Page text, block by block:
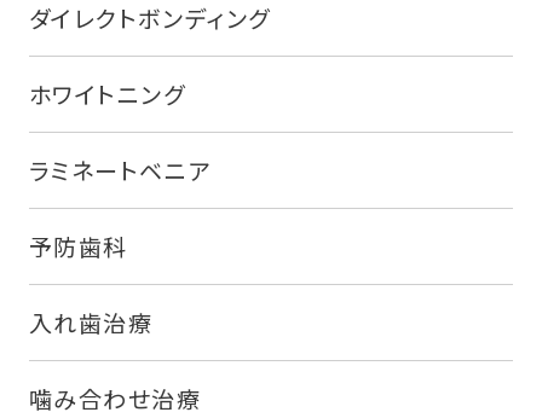
ダイレクトボンディング
ホワイトニング
ラミネートベニア
予防歯科
入れ歯治療
噛み合わせ治療